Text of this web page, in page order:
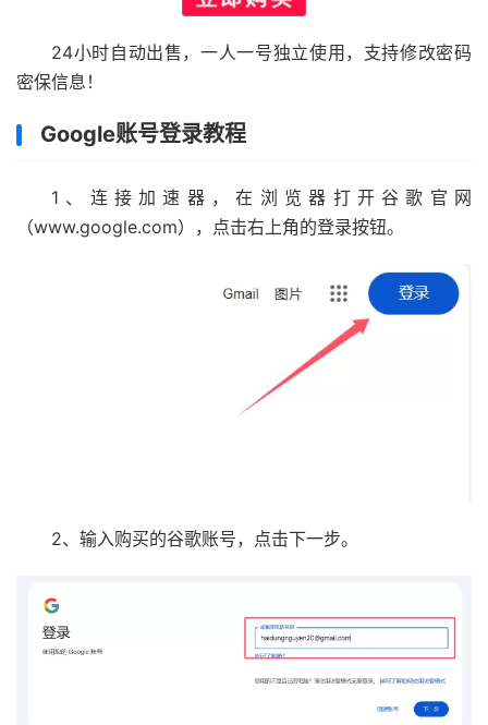
24小时自动出售，一人一号独立使用，支持修改密码
密保信息！
Google账号登录教程
1、连接加速器，在浏览器打开谷歌官网
（www.google.com），点击右上角的登录按钮。
2、输入购买的谷歌账号，点击下一步。